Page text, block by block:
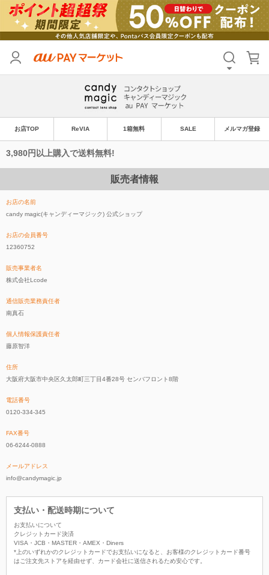
お店TOP ReVIA 1箱無料 SALE メルマガ登録
3,980円以上購入で送料無料!
販売者情報
お店の名前
candy magic(キャンディーマジック) 公式ショップ
お店の会員番号
12360752
販売事業者名
株式会社Lcode
通信販売業務責任者
南真石
個人情報保護責任者
藤原智洋
住所
大阪府大阪市中央区久太郎町三丁目4番28号 センバフロント8階
電話番号
0120-334-345
FAX番号
06-6244-0888
メールアドレス
info@candymagic.jp
支払い・配送時期について
お支払いについて
クレジットカード決済
VISA・JCB・MASTER・AMEX・Diners
*上のいずれかのクレジットカードでお支払いになると、お客様のクレジットカード番号
はご注文先ストアを経由せず、カード会社に送信されるため安心です。